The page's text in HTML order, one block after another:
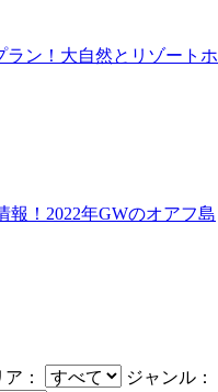
ラン！大自然とリゾートホ
報！2022年GWのオアフ島
：
ジャンル：